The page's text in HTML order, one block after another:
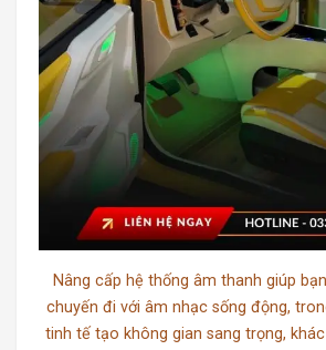
Nâng cấp hệ thống âm thanh giúp
chuyến đi với âm nhạc sống động,
tinh tế tạo không gian sang trọng,